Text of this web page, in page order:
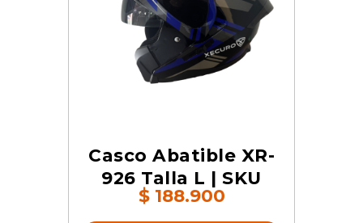
Casco Abatible XR-
926 Talla L | SKU
17801
$188.900